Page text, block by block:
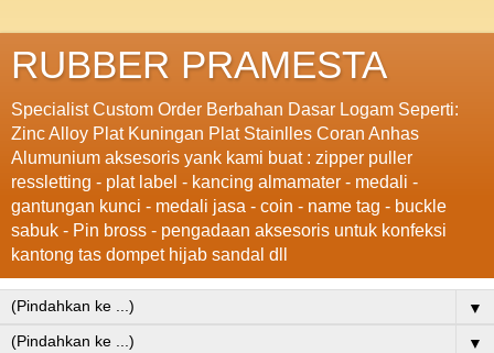
RUBBER PRAMESTA
Specialist Custom Order Berbahan Dasar Logam Seperti:
Zinc Alloy Plat Kuningan Plat Stainlles Coran Anhas
Alumunium aksesoris yank kami buat : zipper puller
ressletting - plat label - kancing almamater - medali -
gantungan kunci - medali jasa - coin - name tag - buckle
sabuk - Pin bross - pengadaan aksesoris untuk konfeksi
kantong tas dompet hijab sandal dll
▼
▼